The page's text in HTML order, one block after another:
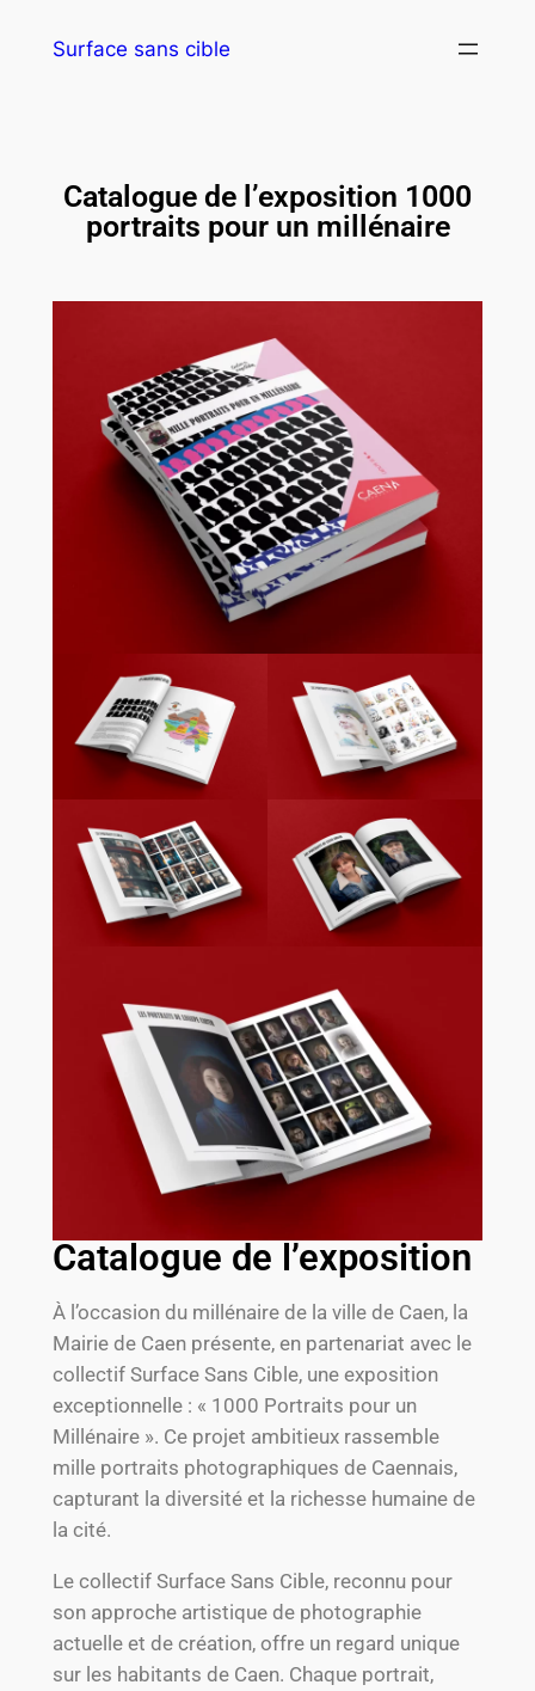
Surface sans cible
Catalogue de l’exposition 1000
portraits pour un millénaire
Catalogue de l’exposition
À l’occasion du millénaire de la ville de Caen, la
Mairie de Caen présente, en partenariat avec le
collectif Surface Sans Cible, une exposition
exceptionnelle : « 1000 Portraits pour un
Millénaire ». Ce projet ambitieux rassemble
mille portraits photographiques de Caennais,
capturant la diversité et la richesse humaine de
la cité.
Le collectif Surface Sans Cible, reconnu pour
son approche artistique de photographie
actuelle et de création, offre un regard unique
sur les habitants de Caen. Chaque portrait,